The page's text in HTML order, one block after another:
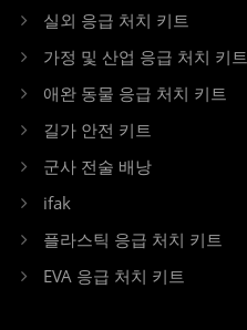
실외 응급 처치 키트
가정 및 산업 응급 처치 키트
애완 동물 응급 처치 키트
길가 안전 키트
군사 전술 배낭
ifak
플라스틱 응급 처치 키트
EVA 응급 처치 키트